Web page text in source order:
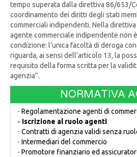
tempo superata dalla direttiva 86/653/
coordinamento dei diritti degli stati
commerciali indipendenti. Nella direttiva
agente commerciale indipendente non
condizione: l’unica facoltà di deroga
riguarda, ai sensi dell’articolo 13, la
requisito della forma scritta per la
agenzia”.
NORMATIVA
- Regolamentazione agenti di
- Iscrizione al ruolo agenti
- Contratti di agenzia validi senza
- Intermediari del commercio
- Promotore finanziario ed